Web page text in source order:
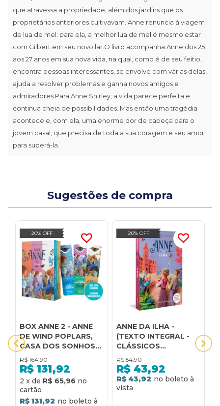
que atravessa a propriedade, além dos jardins que os
proprietários anteriores cultivavam. Anne renuncia à viagem
de lua de mel: para ela, a melhor lua de mel é mesmo estar
com Gilbert em seu novo lar.O livro acompanha Anne dos 25
aos 27 anos em sua nova vida, na qual, como é de seu feitio,
encontra pessoas interessantes, se envolve com várias delas,
ajuda a resolver problemas e ganha novos amigos e
admiradores.Para Anne Shirley, a vida parece perfeita e
continua cheia de possibilidades. Mas então uma tragédia
acontece e, com ela, uma enorme dor de cabeça para o
jovem casal, que precisa de toda a sua coragem e seu amor
para superá-la.
Sugestões de compra
20% OFF
BOX ANNE 2 - ANNE
DE WIND POPLARS,
CASA DOS SONHOS
DA ANNE E ANNE DE
INGLESIDE - (TEXTO
INTEGRAL -
CLÁSSICOS
AUTÊNTICA)
R$ 164,90
R$ 131,92
2 x de R$ 65,96
R$ 131,92
20% OFF
ANNE DA ILHA -
(TEXTO INTEGRAL -
CLÁSSICOS
AUTÊNTICA)
R$ 54,90
R$ 43,92
R$ 43,92